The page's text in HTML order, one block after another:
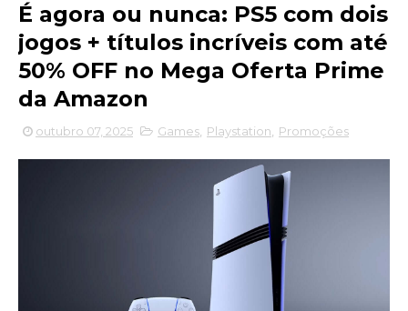
É agora ou nunca: PS5 com dois
jogos + títulos incríveis com até
50% OFF no Mega Oferta Prime
da Amazon
outubro 07, 2025 Games Playstation Promoções